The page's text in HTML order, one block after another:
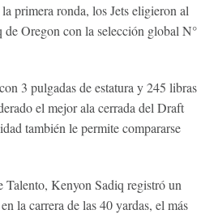
primera ronda, los Jets eligieron al
de Oregon con la selección global N°
3 pulgadas de estatura y 245 libras
el mejor ala cerrada del Draft
también le permite compararse
Talento, Kenyon Sadiq registró un
la carrera de las 40 yardas, el más